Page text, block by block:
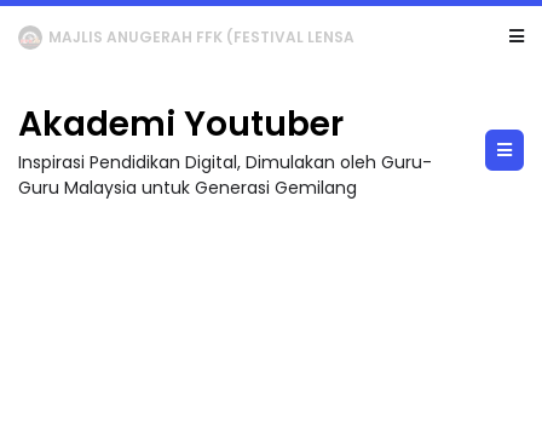
LIVE 🔴 [LIVE] MATEMATIK SR, WANG TAHUN 6 OLEH CIKGU ANITA #ALLINONE #141 #...
Akademi Youtuber
Inspirasi Pendidikan Digital, Dimulakan oleh Guru-
Guru Malaysia untuk Generasi Gemilang